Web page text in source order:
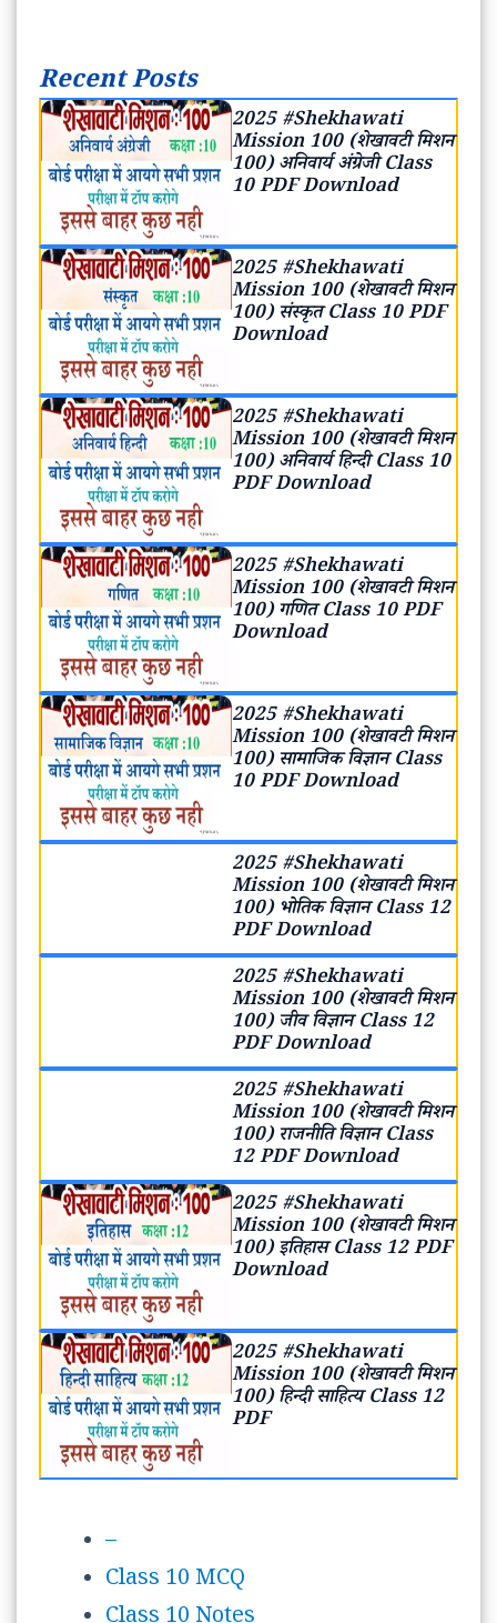
Recent Posts
2025 #Shekhawati
Mission 100 (शेखावटी मिशन
100) अनिवार्य अंग्रेजी Class
10 PDF Download
2025 #Shekhawati
Mission 100 (शेखावटी मिशन
100) संस्कृत Class 10 PDF
Download
2025 #Shekhawati
Mission 100 (शेखावटी मिशन
100) अनिवार्य हिन्दी Class 10
PDF Download
2025 #Shekhawati
Mission 100 (शेखावटी मिशन
100) गणित Class 10 PDF
Download
2025 #Shekhawati
Mission 100 (शेखावटी मिशन
100) सामाजिक विज्ञान Class
10 PDF Download
2025 #Shekhawati
Mission 100 (शेखावटी मिशन
100) भोतिक विज्ञान Class 12
PDF Download
2025 #Shekhawati
Mission 100 (शेखावटी मिशन
100) जीव विज्ञान Class 12
PDF Download
2025 #Shekhawati
Mission 100 (शेखावटी मिशन
100) राजनीति विज्ञान Class
12 PDF Download
2025 #Shekhawati
Mission 100 (शेखावटी मिशन
100) इतिहास Class 12 PDF
Download
2025 #Shekhawati
Mission 100 (शेखावटी मिशन
100) हिन्दी साहित्य Class 12
PDF
–
Class 10 MCQ